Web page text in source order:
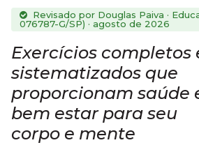
Revisado por Douglas Paiva ·
076787-G/SP) · agosto de 2026
Exercícios completos
sistematizados que
proporcionam saúde
bem estar para seu
corpo e mente